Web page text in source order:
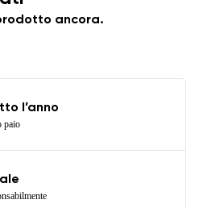
ancora.
l’anno
paio